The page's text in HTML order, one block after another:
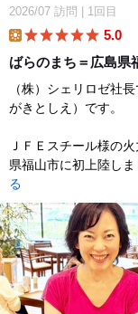
2026/07 訪問 1回目
5.0
ばらのまち＝広島県
（株）シェリロゼ社
がきとしえ）です。
ＪＦＥスチール様の
県福山市に初上陸し
る